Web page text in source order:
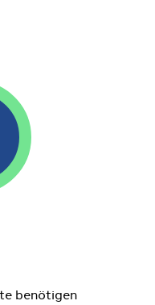
benötigen